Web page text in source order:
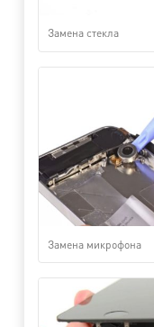
Замена стекла
Замена микрофона